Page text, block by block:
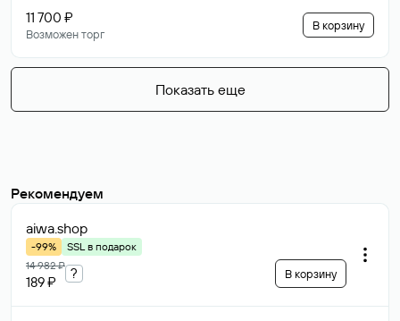
11 700 ₽
Возможен торг
В корзину
Показать еще
Рекомендуем
aiwa.shop
-99%
SSL в подарок
14 982 ₽
189 ₽
? В корзину